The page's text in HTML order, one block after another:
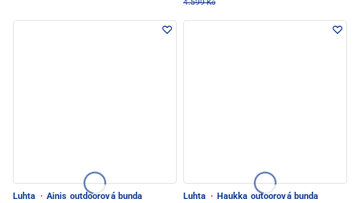
4.599 Kč
Luhta · Ainis outdoorová bunda
Luhta · Haukka outoorová bunda